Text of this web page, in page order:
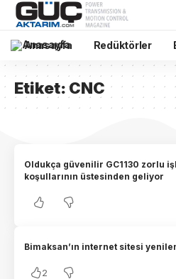
Anasayfa Redüktörler
Etiket:CNC
Oldukça güvenilir GC1130 zorlu
koşullarının üstesinden geliyor
Bimaksan’ın internet sitesi
2